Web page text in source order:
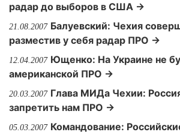
радар до выборов в США →
21.08.2007 Балуевский: Чехия
разместив у себя радар ПРО →
12.04.2007 Ющенко: На Украине не
американской ПРО →
20.03.2007 Глава МИДа Чехии:
запретить нам ПРО →
05.03.2007 Командование: